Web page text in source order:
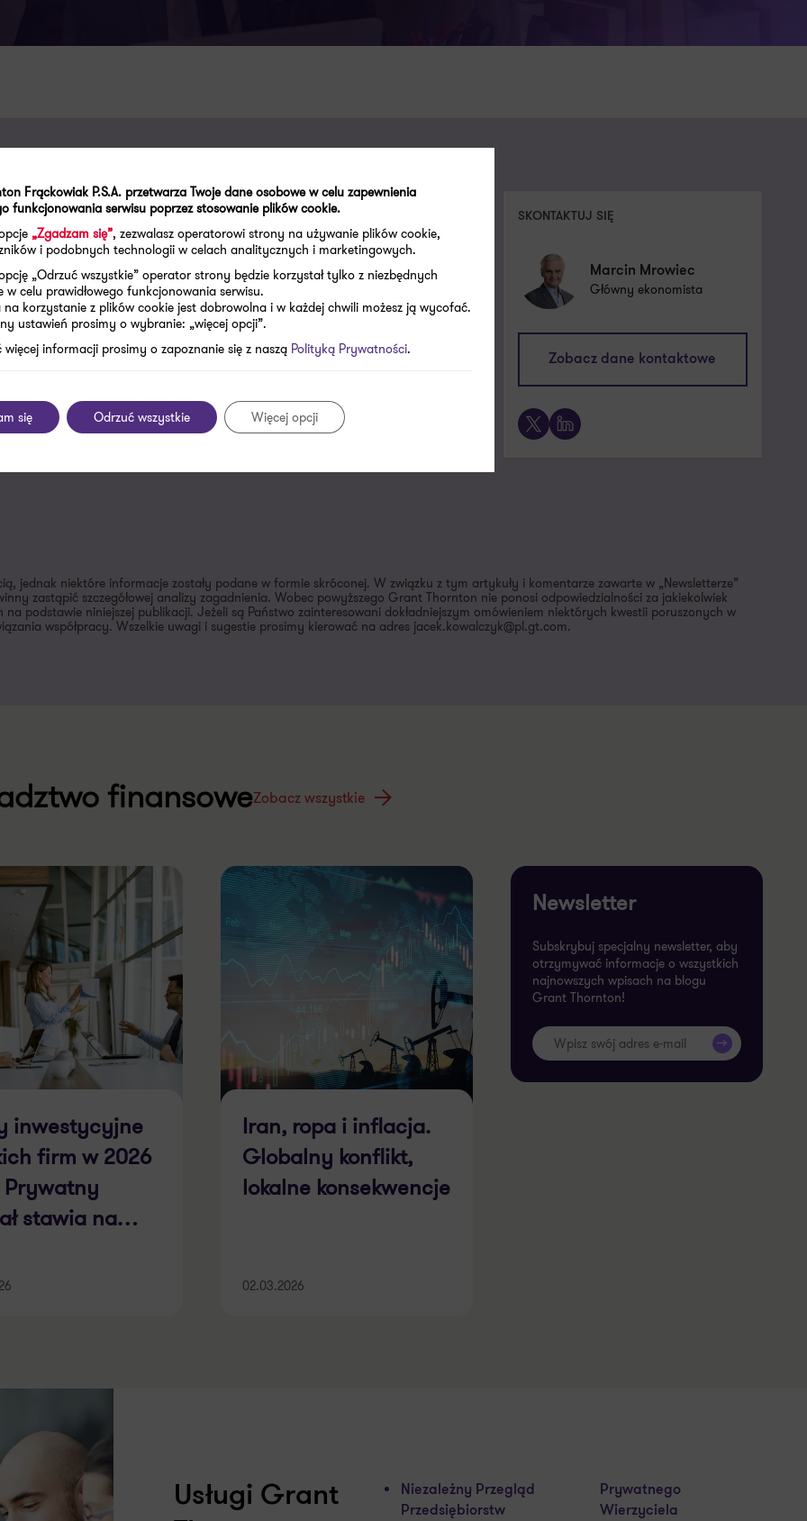
wyzwaniach
finansowe
aby porozmawiać
SKONTAKTUJ SIĘ
Marcin Mrowiec
Główny ekonomista
Zobacz dane kontaktowe
X LinkedIn
jednak niektóre informacje zostały podane w formie skróconej. W związku z tym artykuły i komentarze zawarte w „Newsletterze”
zastąpić szczegółowej analizy zagadnienia. Wobec powyższego Grant Thornton nie ponosi odpowiedzialności za jakiekolwiek
podstawie niniejszej publikacji. Jeżeli są Państwo zainteresowani dokładniejszym omówieniem niektórych kwestii poruszonych w
współpracy. Wszelkie uwagi i sugestie prosimy kierować na adres jacek.kowalczyk@pl.gt.com.
finansoweZobacz wszystkie
inwestycyjne
firm w 2026
Prywatny
stawia na
Iran, ropa i inflacja.
Globalny konflikt,
lokalne konsekwencje
02.03.2026
Newsletter
Subskrybuj specjalny newsletter, aby
otrzymywać informacje o wszystkich
najnowszych wpisach na blogu
Grant Thornton!
>>
Usługi Grant
Niezależny Przegląd
Przedsiębiorstw
Prywatnego
Wierzyciela
Frąckowiak P.S.A. przetwarza Twoje dane osobowe w celu zapewnienia
funkcjonowania serwisu poprzez stosowanie plików cookie.
„Zgadzam się”, zezwalasz operatorowi strony na używanie plików cookie,
i podobnych technologii w celach analitycznych i marketingowych.
„Odrzuć wszystkie” operator strony będzie korzystał tylko z niezbędnych
w celu prawidłowego funkcjonowania serwisu.
na korzystanie z plików cookie jest dobrowolna i w każdej chwili możesz ją wycofać.
ustawień prosimy o wybranie: „więcej opcji”.
więcej informacji prosimy o zapoznanie się z naszą Polityką Prywatności.
się Odrzuć wszystkie Więcej opcji